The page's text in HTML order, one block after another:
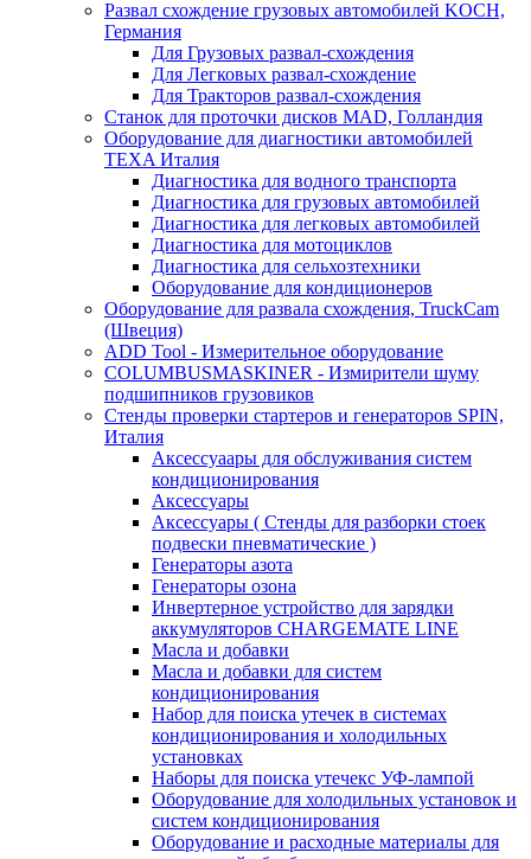
Развал схождение грузовых автомобилей KOCH,
Германия
Для Грузовых развал-схождения
Для Легковых развал-схождение
Для Тракторов развал-схождения
Станок для проточки дисков MAD, Голландия
Оборудование для диагностики автомобилей
TEXA Италия
Диагностика для водного транспорта
Диагностика для грузовых автомобилей
Диагностика для легковых автомобилей
Диагностика для мотоциклов
Диагностика для сельхозтехники
Оборудование для кондиционеров
Оборудование для развала схождения, TruckCam
(Швеция)
ADD Tool - Измерительное оборудование
COLUMBUSMASKINER - Измирители шуму
подшипников грузовиков
Стенды проверки стартеров и генераторов SPIN,
Италия
Аксессуаары для обслуживания систем
кондиционирования
Аксессуары
Аксессуары ( Стенды для разборки стоек
подвески пневматические )
Генераторы азота
Генераторы озона
Инвертерное устройство для зарядки
аккумуляторов CHARGEMATE LINE
Масла и добавки
Масла и добавки для систем
кондиционирования
Набор для поиска утечек в системах
кондиционирования и холодильных
установках
Наборы для поиска утечекс УФ-лампой
Оборудование для холодильных установок и
систем кондиционирования
Оборудование и расходные материалы для